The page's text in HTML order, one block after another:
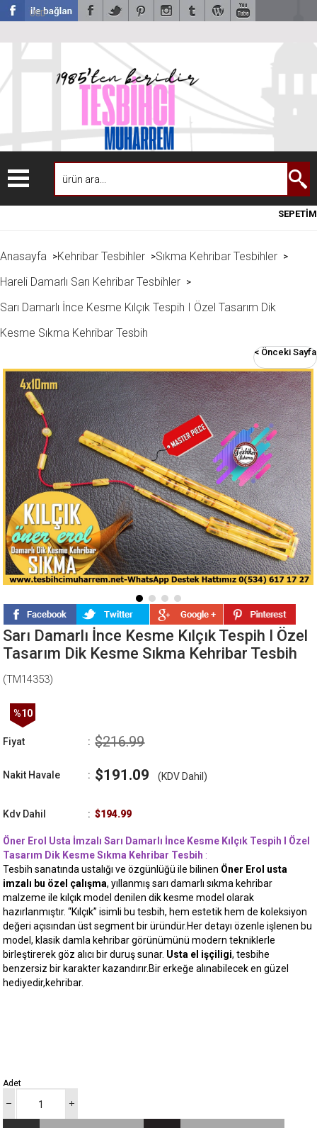
USD
SEPETİM
Anasayfa >Kehribar Tesbihler >Sıkma Kehribar Tesbihler >
Hareli Damarlı Sarı Kehribar Tesbihler >
Sarı Damarlı İnce Kesme Kılçık Tespih I Özel Tasarım Dik
Kesme Sıkma Kehribar Tesbih
< Önceki Sayfa
Sarı Damarlı İnce Kesme Kılçık Tespih I Özel
Tasarım Dik Kesme Sıkma Kehribar Tesbih
(TM14353)
%10
Fiyat : $216.99
Nakit Havale : $191.09 (KDV Dahil)
Kdv Dahil : $194.99
Öner Erol Usta İmzalı Sarı Damarlı İnce Kesme Kılçık Tespih I Özel
Tasarım Dik Kesme Sıkma Kehribar Tesbih :
Tesbih sanatında ustalığı ve özgünlüğü ile bilinen Öner Erol usta
imzalı bu özel çalışma, yıllanmış sarı damarlı sıkma kehribar
malzeme ile kılçık model denilen dik kesme model olarak
hazırlanmıştır. “Kılçık” isimli bu tesbih, hem estetik hem de koleksiyon
değeri açısından üst segment bir üründür.Her detayı özenle işlenen bu
model, klasik damla kehribar görünümünü modern tekniklerle
birleştirerek göz alıcı bir duruş sunar. Usta el işçiligi, tesbihe
benzersiz bir karakter kazandırır.Bir erkeğe alınabilecek en güzel
hediyedir,kehribar.
Adet